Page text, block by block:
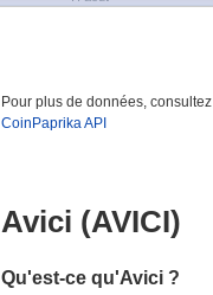
Pour plus de données, consultez
CoinPaprika API
Avici (AVICI)
Qu'est-ce qu'Avici ?